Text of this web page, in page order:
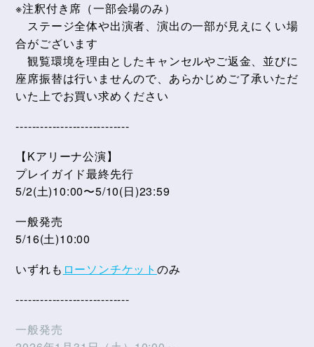
※注釈付き席（一部会場のみ）
ステージ全体や出演者、演出の一部が見えにくい場
合がございます
観覧環境を理由としたキャンセルやご返金、並びに
座席振替は行いませんので、あらかじめご了承いただ
いた上でお買い求めください
----------------------------
【Kアリーナ公演】
プレイガイド最終先行
5/2(土)10:00〜5/10(日)23:59
一般発売
5/16(土)10:00
いずれも ローソンチケットのみ
----------------------------
一般発売